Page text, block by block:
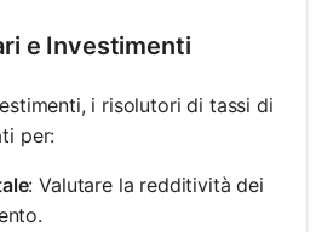
e Investimenti
i risolutori di tassi di
per:
: Valutare la redditività dei